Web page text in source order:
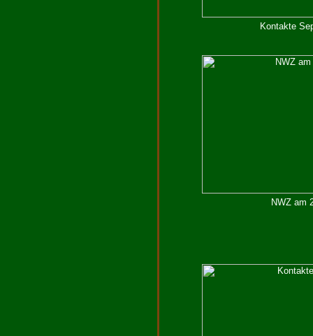
Kontakte
NWZ am